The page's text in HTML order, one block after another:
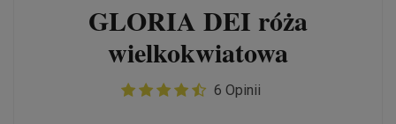
GLORIA DEI róża
wielkokwiatowa
6 Opinii